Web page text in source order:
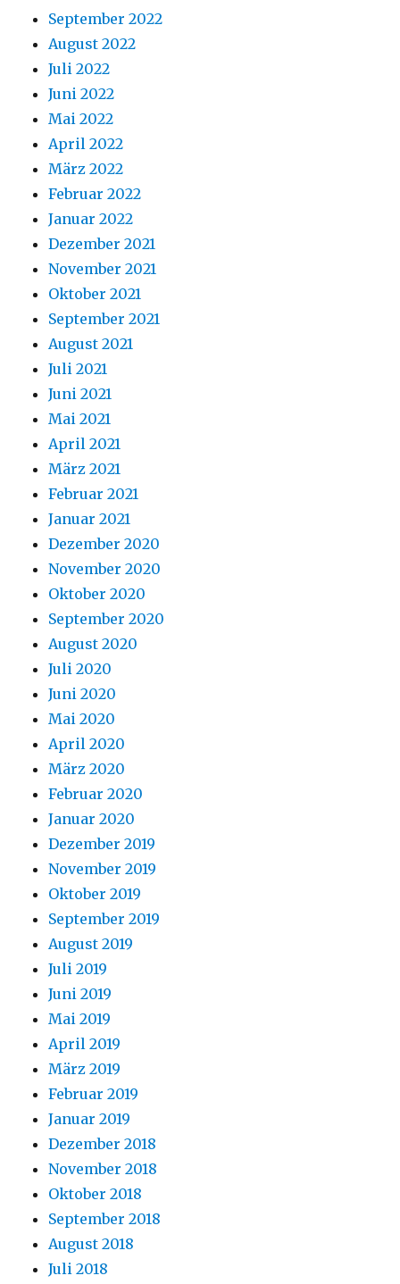
September 2022
August 2022
Juli 2022
Juni 2022
Mai 2022
April 2022
März 2022
Februar 2022
Januar 2022
Dezember 2021
November 2021
Oktober 2021
September 2021
August 2021
Juli 2021
Juni 2021
Mai 2021
April 2021
März 2021
Februar 2021
Januar 2021
Dezember 2020
November 2020
Oktober 2020
September 2020
August 2020
Juli 2020
Juni 2020
Mai 2020
April 2020
März 2020
Februar 2020
Januar 2020
Dezember 2019
November 2019
Oktober 2019
September 2019
August 2019
Juli 2019
Juni 2019
Mai 2019
April 2019
März 2019
Februar 2019
Januar 2019
Dezember 2018
November 2018
Oktober 2018
September 2018
August 2018
Juli 2018